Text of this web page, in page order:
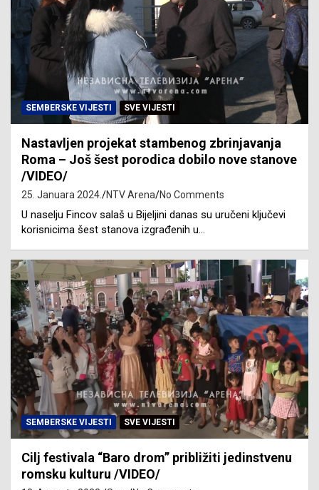
SEMBERSKE VIJESTI SVE VIJESTI
Nastavljen projekat stambenog zbrinjavanja
Roma – Još šest porodica dobilo nove stanove
/VIDEO/
25. Januara 2024. NTV Arena No Comments
U naselju Fincov salaš u Bijeljini danas su uručeni ključevi
korisnicima šest stanova izgrađenih u…
SEMBERSKE VIJESTI SVE VIJESTI
Cilj festivala “Baro drom” približiti jedinstvenu
romsku kulturu /VIDEO/